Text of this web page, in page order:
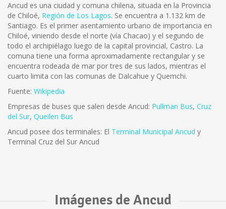
Ancud es una ciudad y comuna chilena, situada en la Provincia
de Chiloé, Región de Los Lagos. Se encuentra a 1.132 km de
Santiago. Es el primer asentamiento urbano de importancia en
Chiloé, viniendo desde el norte (vía Chacao) y el segundo de
todo el archipiélago luego de la capital provincial, Castro. La
comuna tiene una forma aproximadamente rectangular y se
encuentra rodeada de mar por tres de sus lados, mientras el
cuarto limita con las comunas de Dalcahue y Quemchi.
Fuente: Wikipedia
Empresas de buses que salen desde Ancud: Pullman Bus, Cruz
del Sur, Queilen Bus
Ancud posee dos terminales: El Terminal Municipal Ancud y
Terminal Cruz del Sur Ancud
Imágenes de Ancud